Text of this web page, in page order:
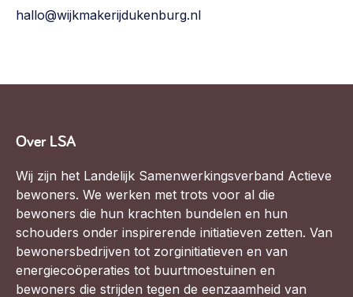
hallo@wijkmakerijdukenburg.nl
Over LSA
Wij zijn het Landelijk Samenwerkingsverband Actieve
bewoners. We werken met trots voor al die
bewoners die hun krachten bundelen en hun
schouders onder inspirerende initiatieven zetten. Van
bewonersbedrijven tot zorginitiatieven en van
energiecoöperaties tot buurtmoestuinen en
bewoners die strijden tegen de eenzaamheid van